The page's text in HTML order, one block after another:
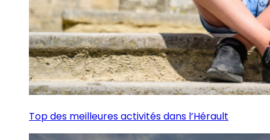
Top des meilleures activités dans l’Hérault